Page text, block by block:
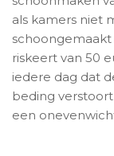
als kamers niet
riskeert van 50
iedere dag dat
beding
een